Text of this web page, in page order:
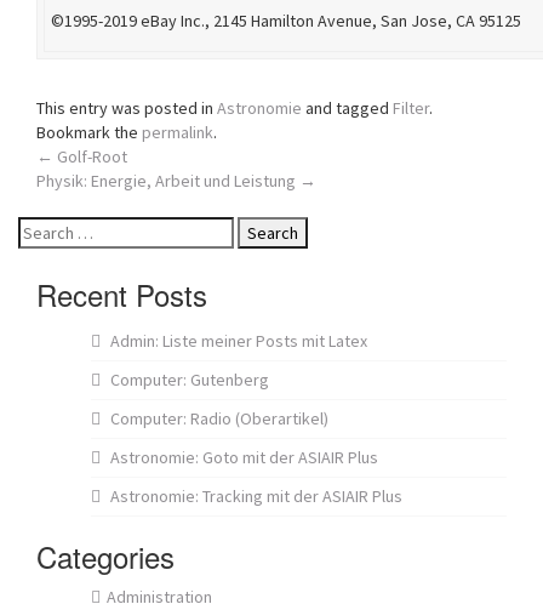
©1995-2019 eBay Inc., 2145 Hamilton Avenue, San Jose, CA 95125
This entry was posted in Astronomie and tagged Filter.
Bookmark the permalink.
Post
navigation
← Golf-Root
Physik: Energie, Arbeit und Leistung →
Search
for:
Recent Posts
Admin: Liste meiner Posts mit Latex
Computer: Gutenberg
Computer: Radio (Oberartikel)
Astronomie: Goto mit der ASIAIR Plus
Astronomie: Tracking mit der ASIAIR Plus
Categories
Administration